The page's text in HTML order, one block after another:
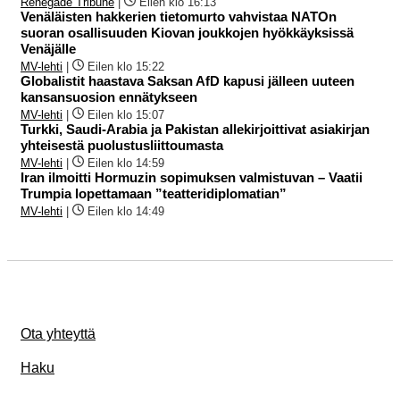
Venäläisten hakkerien tietomurto vahvistaa NATOn
suoran osallisuuden Kiovan joukkojen hyökkäyksissä
Venäjälle
MV-lehti Eilen klo 15:22
Globalistit haastava Saksan AfD kapusi jälleen uuteen
kansansuosion ennätykseen
MV-lehti Eilen klo 15:07
Turkki, Saudi-Arabia ja Pakistan allekirjoittivat asiakirjan
yhteisestä puolustusliittoumasta
MV-lehti Eilen klo 14:59
Iran ilmoitti Hormuzin sopimuksen valmistuvan – Vaatii
Trumpia lopettamaan ”teatteridiplomatian”
MV-lehti Eilen klo 14:49
Ota yhteyttä
Haku